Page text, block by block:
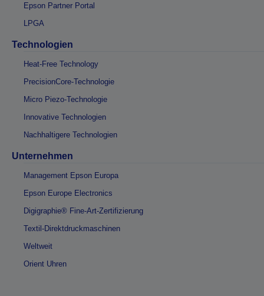
Epson Partner Portal
LPGA
Technologien
Heat-Free Technology
PrecisionCore-Technologie
Micro Piezo-Technologie
Innovative Technologien
Nachhaltigere Technologien
Unternehmen
Management Epson Europa
Epson Europe Electronics
Digigraphie® Fine-Art-Zertifizierung
Textil-Direktdruckmaschinen
Weltweit
Orient Uhren